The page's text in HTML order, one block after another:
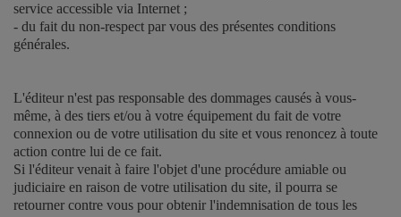
service accessible via Internet ;
- du fait du non-respect par vous des présentes conditions
générales.
L'éditeur n'est pas responsable des dommages causés à vous-
même, à des tiers et/ou à votre équipement du fait de votre
connexion ou de votre utilisation du site et vous renoncez à toute
action contre lui de ce fait.
Si l'éditeur venait à faire l'objet d'une procédure amiable ou
judiciaire en raison de votre utilisation du site, il pourra se
retourner contre vous pour obtenir l'indemnisation de tous les